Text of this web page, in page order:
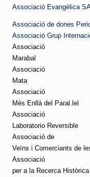
Associació Evangèlica
Associació de dones
Associació Grup
Associació
Marabal
Associació
Mata
Associació
Més Enllà del Paral.lel
Associació
Laboratorio Reversible
Associació de
Veïns i Comerciants de
Associació
per a la Recerca